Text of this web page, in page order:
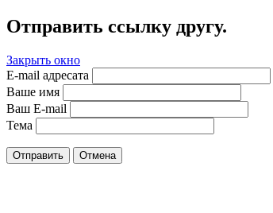
Отправить ссылку другу.
Закрыть окно
E-mail адресата
Ваше имя
Ваш E-mail
Тема
Отправить Отмена